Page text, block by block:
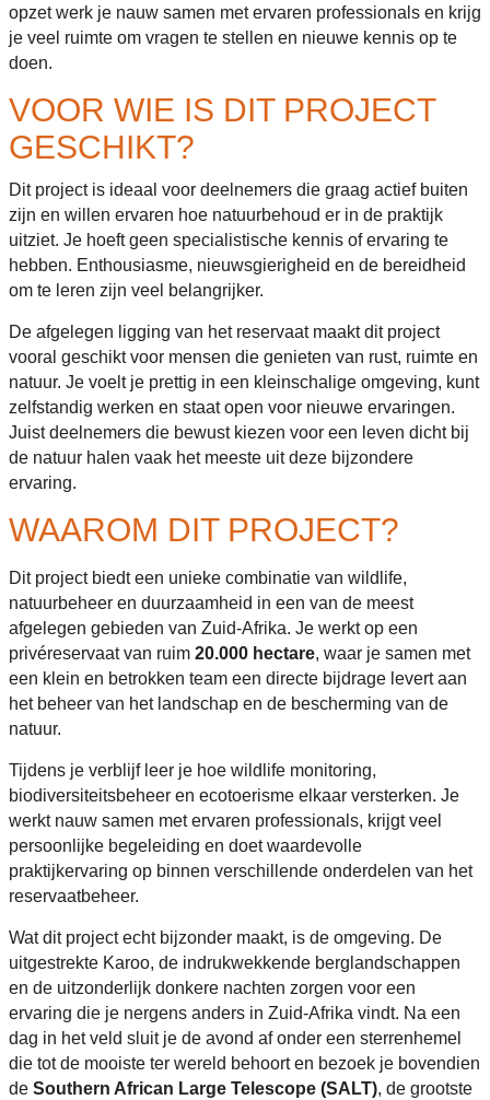
opzet werk je nauw samen met ervaren professionals en krijg
je veel ruimte om vragen te stellen en nieuwe kennis op te
doen.
VOOR WIE IS DIT PROJECT
GESCHIKT?
Dit project is ideaal voor deelnemers die graag actief buiten
zijn en willen ervaren hoe natuurbehoud er in de praktijk
uitziet. Je hoeft geen specialistische kennis of ervaring te
hebben. Enthousiasme, nieuwsgierigheid en de bereidheid
om te leren zijn veel belangrijker.
De afgelegen ligging van het reservaat maakt dit project
vooral geschikt voor mensen die genieten van rust, ruimte en
natuur. Je voelt je prettig in een kleinschalige omgeving, kunt
zelfstandig werken en staat open voor nieuwe ervaringen.
Juist deelnemers die bewust kiezen voor een leven dicht bij
de natuur halen vaak het meeste uit deze bijzondere
ervaring.
WAAROM DIT PROJECT?
Dit project biedt een unieke combinatie van wildlife,
natuurbeheer en duurzaamheid in een van de meest
afgelegen gebieden van Zuid-Afrika. Je werkt op een
privéreservaat van ruim 20.000 hectare, waar je samen met
een klein en betrokken team een directe bijdrage levert aan
het beheer van het landschap en de bescherming van de
natuur.
Tijdens je verblijf leer je hoe wildlife monitoring,
biodiversiteitsbeheer en ecotoerisme elkaar versterken. Je
werkt nauw samen met ervaren professionals, krijgt veel
persoonlijke begeleiding en doet waardevolle
praktijkervaring op binnen verschillende onderdelen van het
reservaatbeheer.
Wat dit project echt bijzonder maakt, is de omgeving. De
uitgestrekte Karoo, de indrukwekkende berglandschappen
en de uitzonderlijk donkere nachten zorgen voor een
ervaring die je nergens anders in Zuid-Afrika vindt. Na een
dag in het veld sluit je de avond af onder een sterrenhemel
die tot de mooiste ter wereld behoort en bezoek je bovendien
de Southern African Large Telescope (SALT), de grootste